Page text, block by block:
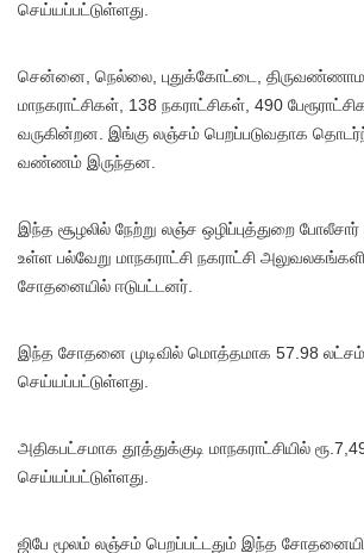
செய்யப்பட்டுள்ளது.
சென்னை, நெல்லை, புதுக்கோட்டை,
மாநகராட்சிகள், 138 நகராட்சிகள், 490
வருகின்றன. இங்கு லஞ்சம் பெறப்படுவதாக
வண்ணம் இருந்தன.
இந்த சூழலில் நேற்று லஞ்ச ஒழிப்புத்துறை போலீசார்
உள்ள பல்வேறு மாநகராட்சி நகராட்சி
சோதனையில் ஈடுபட்டனர்.
இந்த சோதனை முடிவில் மொத்தமாக 57.98 லட்சம்
செய்யப்பட்டுள்ளது.
அதிகபட்சமாக தூத்துக்குடி மாநகராட்சியில்
செய்யப்பட்டுள்ளது.
ஜிபே மூலம் லஞ்சம் பெறப்பட்டதும் இந்த